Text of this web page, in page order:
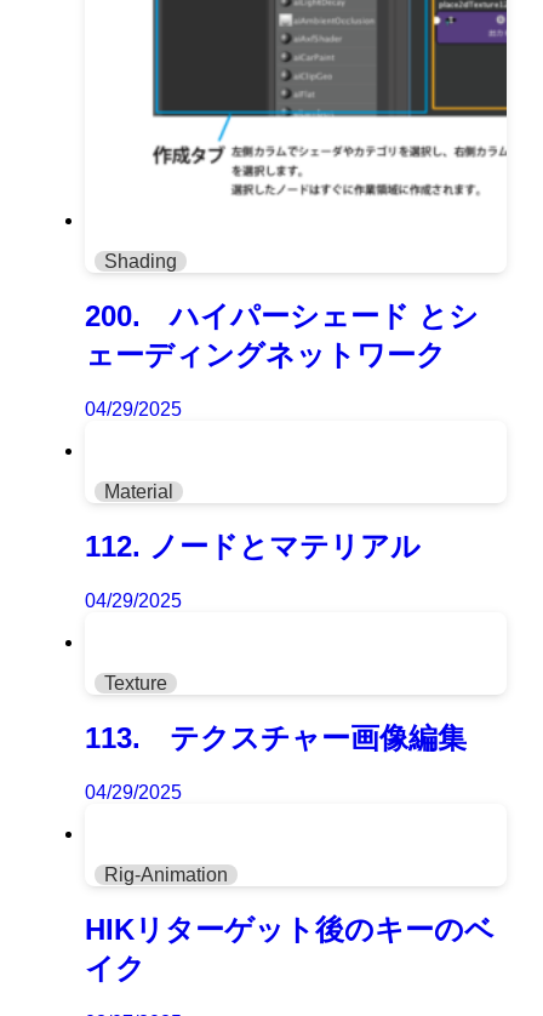
Shading
200. ハイパーシェード とシ
ェーディングネットワーク
04/29/2025
Material
112. ノードとマテリアル
04/29/2025
Texture
113. テクスチャー画像編集
04/29/2025
Rig-Animation
HIKリターゲット後のキーのベ
イク